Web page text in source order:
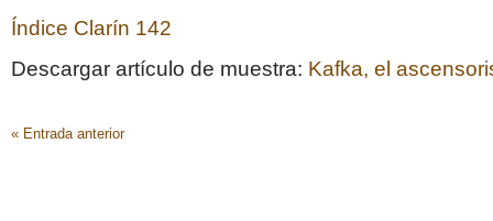
Índice Clarín 142
Descargar artículo de muestra: Kafka, el
« Entrada anterior